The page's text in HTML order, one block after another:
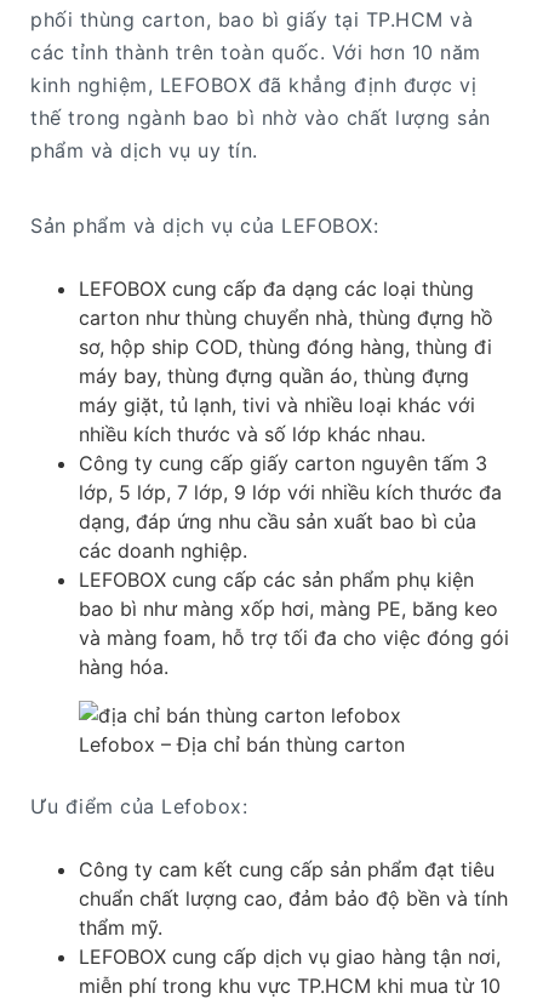
phối thùng carton, bao bì giấy tại TP.HCM và
các tỉnh thành trên toàn quốc. Với hơn 10 năm
kinh nghiệm, LEFOBOX đã khẳng định được vị
thế trong ngành bao bì nhờ vào chất lượng sản
phẩm và dịch vụ uy tín.
Sản phẩm và dịch vụ của LEFOBOX:
LEFOBOX cung cấp đa dạng các loại thùng
carton như thùng chuyển nhà, thùng đựng hồ
sơ, hộp ship COD, thùng đóng hàng, thùng đi
máy bay, thùng đựng quần áo, thùng đựng
máy giặt, tủ lạnh, tivi và nhiều loại khác với
nhiều kích thước và số lớp khác nhau. ​
Công ty cung cấp giấy carton nguyên tấm 3
lớp, 5 lớp, 7 lớp, 9 lớp với nhiều kích thước đa
dạng, đáp ứng nhu cầu sản xuất bao bì của
các doanh nghiệp. ​
LEFOBOX cung cấp các sản phẩm phụ kiện
bao bì như màng xốp hơi, màng PE, băng keo
và màng foam, hỗ trợ tối đa cho việc đóng gói
hàng hóa.
Lefobox – Địa chỉ bán thùng carton
Ưu điểm của Lefobox:
Công ty cam kết cung cấp sản phẩm đạt tiêu
chuẩn chất lượng cao, đảm bảo độ bền và tính
thẩm mỹ.​
LEFOBOX cung cấp dịch vụ giao hàng tận nơi,
miễn phí trong khu vực TP.HCM khi mua từ 10